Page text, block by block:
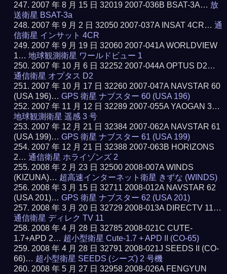
2007 年 8 月 15 日 32019 2007-036B BSAT-3A… 放
送衛星 BSAT-3a
2007 年 9 月 2 日 32050 2007-037A INSAT 4CR…通
信衛星 インサット 4CR
2007 年 9 月 19 日 32060 2007-041A WORLDVIEW
1…地球観測衛星 ワールドビュー 1
2007 年 10 月 6 日 32252 2007-044A OPTUS D2…
通信衛星 オプタス D2
2007 年 10 月 17 日 32260 2007-047A NAVSTAR 60
(USA 196)…GPS 衛星 ナブスター 60 (USA 196)
2007 年 11 月 12 日 32289 2007-055A YAOGAN 3…
地球観測衛星 遥感 3 号
2007 年 12 月 21 日 32384 2007-062A NAVSTAR 61
(USA 199)…GPS 衛星 ナブスター 61 (USA 199)
2007 年 12 月 21 日 32388 2007-063B HORIZONS
2…通信衛星 ホライゾンズ 2
2008 年 2 月 23 日 32500 2008-007A WINDS
(KIZUNA)… 超高速インターネット衛星 きずな (WINDS)
2008 年 3 月 15 日 32711 2008-012A NAVSTAR 62
(USA 201)…GPS 衛星 ナブスター 62 (USA 201)
2008 年 3 月 20 日 32729 2008-013A DIRECTV 11…
通信衛星 ディレク TV 11
2008 年 4 月 28 日 32785 2008-021C CUTE-
1.7+APD 2… 超小型衛星 Cute-1.7 + APD II (CO-65)
2008 年 4 月 28 日 32791 2008-021J SEEDS II (CO-
66)… 超小型衛星 SEEDS (シーズ) 2 号機
2008 年 5 月 27 日 32958 2008-026A FENGYUN